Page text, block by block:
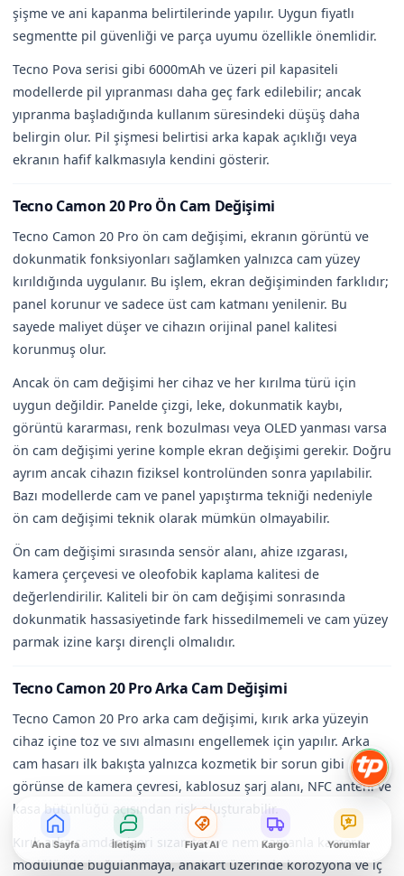
şişme ve ani kapanma belirtilerinde yapılır. Uygun fiyatlı
segmentte pil güvenliği ve parça uyumu özellikle önemlidir.
Tecno Pova serisi gibi 6000mAh ve üzeri pil kapasiteli
modellerde pil yıpranması daha geç fark edilebilir; ancak
yıpranma başladığında kullanım süresindeki düşüş daha
belirgin olur. Pil şişmesi belirtisi arka kapak açıklığı veya
ekranın hafif kalkmasıyla kendini gösterir.
Tecno Camon 20 Pro Ön Cam Değişimi
Tecno Camon 20 Pro ön cam değişimi, ekranın görüntü ve
dokunmatik fonksiyonları sağlamken yalnızca cam yüzey
kırıldığında uygulanır. Bu işlem, ekran değişiminden farklıdır;
panel korunur ve sadece üst cam katmanı yenilenir. Bu
sayede maliyet düşer ve cihazın orijinal panel kalitesi
korunmuş olur.
Ancak ön cam değişimi her cihaz ve her kırılma türü için
uygun değildir. Panelde çizgi, leke, dokunmatik kaybı,
görüntü kararması, renk bozulması veya OLED yanması varsa
ön cam değişimi yerine komple ekran değişimi gerekir. Doğru
ayrım ancak cihazın fiziksel kontrolünden sonra yapılabilir.
Bazı modellerde cam ve panel yapıştırma tekniği nedeniyle
ön cam değişimi teknik olarak mümkün olmayabilir.
Ön cam değişimi sırasında sensör alanı, ahize ızgarası,
kamera çerçevesi ve oleofobik kaplama kalitesi de
değerlendirilir. Kaliteli bir ön cam değişimi sonrasında
dokunmatik hassasiyetinde fark hissedilmemeli ve cam yüzey
parmak izine karşı dirençli olmalıdır.
Tecno Camon 20 Pro Arka Cam Değişimi
Tecno Camon 20 Pro arka cam değişimi, kırık arka yüzeyin
cihaz içine toz ve sıvı almasını engellemek için yapılır. Arka
cam hasarı ilk bakışta yalnızca kozmetik bir sorun gibi
görünse de kamera çevresi, kablosuz şarj alanı, NFC anteni ve
kasa bütünlüğü açısından risk oluşturabilir.
Kırık arka camdan içeri sızan toz ve nem zamanla kamera
modülünde buğulanmaya, anakart üzerinde korozyona ve iç
Ana Sayfa İletişim Fiyat Al Kargo Yorumlar